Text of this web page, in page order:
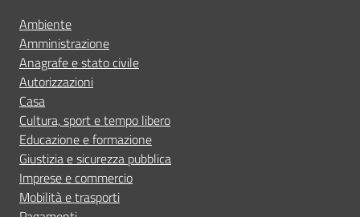
Ambiente
Amministrazione
Anagrafe e stato civile
Autorizzazioni
Casa
Cultura, sport e tempo libero
Educazione e formazione
Giustizia e sicurezza pubblica
Imprese e commercio
Mobilità e trasporti